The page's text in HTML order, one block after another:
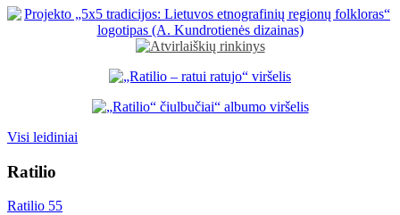
Visi leidiniai
Ratilio
Ratilio 55